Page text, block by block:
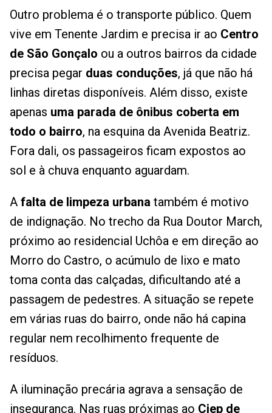
Outro problema é o transporte público. Quem
vive em Tenente Jardim e precisa ir ao Centro
de São Gonçalo ou a outros bairros da cidade
precisa pegar duas conduções, já que não há
linhas diretas disponíveis. Além disso, existe
apenas uma parada de ônibus coberta em
todo o bairro, na esquina da Avenida Beatriz.
Fora dali, os passageiros ficam expostos ao
sol e à chuva enquanto aguardam.
A falta de limpeza urbana também é motivo
de indignação. No trecho da Rua Doutor March,
próximo ao residencial Uchôa e em direção ao
Morro do Castro, o acúmulo de lixo e mato
toma conta das calçadas, dificultando até a
passagem de pedestres. A situação se repete
em várias ruas do bairro, onde não há capina
regular nem recolhimento frequente de
resíduos.
A iluminação precária agrava a sensação de
insegurança. Nas ruas próximas ao Ciep de